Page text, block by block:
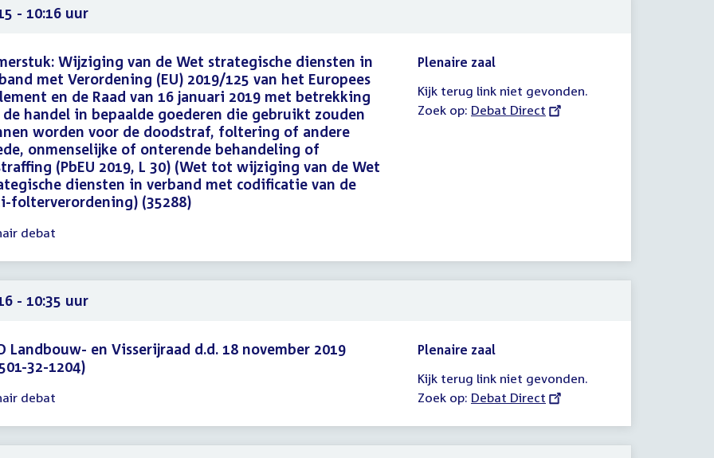
- 10:16 uur
Wijziging van de Wet strategische diensten in
met Verordening (EU) 2019/125 van het Europees
en de Raad van 16 januari 2019 met betrekking
handel in bepaalde goederen die gebruikt zouden
worden voor de doodstraf, foltering of andere
onmenselijke of onterende behandeling of
(PbEU 2019, L 30) (Wet tot wijziging van de Wet
diensten in verband met codificatie van de
folterverordening) (35288)
debat
Plenaire zaal
Kijk terug link niet gevonden.
Zoek op: External
Debat Direct
- 10:35 uur
Landbouw- en Visserijraad d.d. 18 november 2019
32-1204)
debat
Plenaire zaal
Kijk terug link niet gevonden.
Zoek op: External
Debat Direct